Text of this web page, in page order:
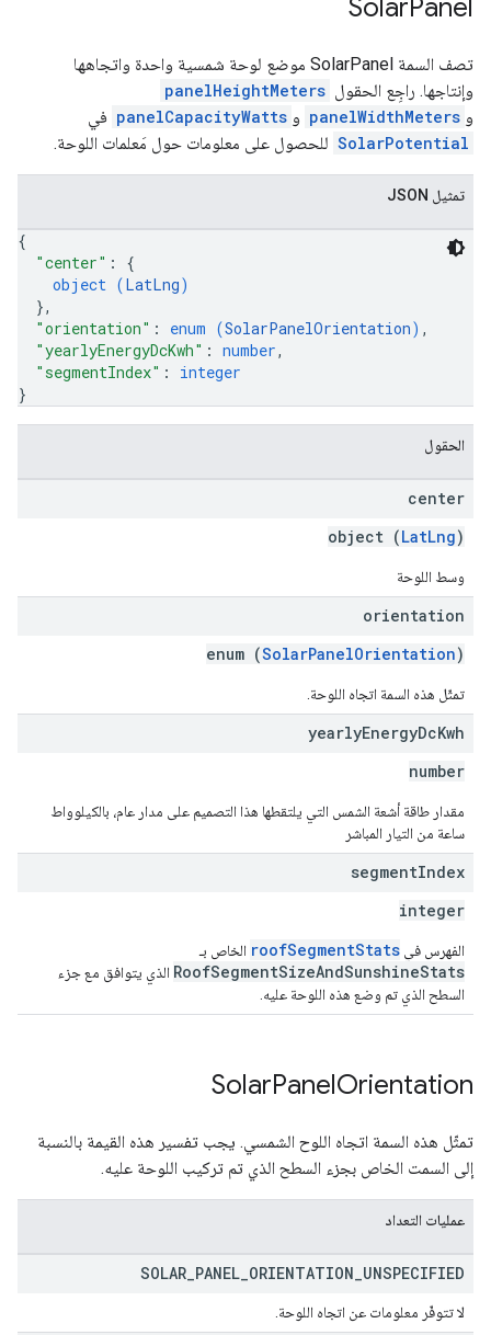
SolarPanel
تصف السمة SolarPanel موضع لوحة شمسية واحدة واتجاهها
وإنتاجها. راجِع الحقول panelHeightMeters
و panelWidthMeters و panelCapacityWatts في
SolarPotential للحصول على معلومات حول مَعلمات اللوحة.
تمثيل JSON
{
"center" : {
object (LatLng)
},
"orientation" : enum (SolarPanelOrientation) ,
"yearlyEnergyDcKwh" : number,
"segmentIndex" : integer
}
الحقول
center
object (LatLng)
وسط اللوحة
orientation
enum (SolarPanelOrientation)
تمثّل هذه السمة اتجاه اللوحة.
yearlyEnergyDcKwh
number
مقدار طاقة أشعة الشمس التي يلتقطها هذا التصميم على مدار عام، بالكيلوواط
ساعة من التيار المباشر
segmentIndex
integer
الفهرس في roofSegmentStats الخاص بـ
RoofSegmentSizeAndSunshineStats الذي يتوافق مع جزء
السطح الذي تم وضع هذه اللوحة عليه.
SolarPanelOrientation
تمثّل هذه السمة اتجاه اللوح الشمسي. يجب تفسير هذه القيمة بالنسبة
إلى السمت الخاص بجزء السطح الذي تم تركيب اللوحة عليه.
عمليات التعداد
SOLAR PANEL ORIENTATION UNSPECIFIED
لا تتوفّر معلومات عن اتجاه اللوحة.